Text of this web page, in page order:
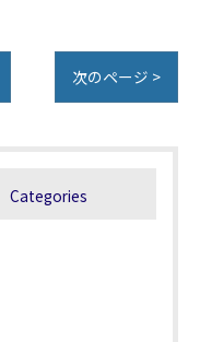
次のページ >
Categories